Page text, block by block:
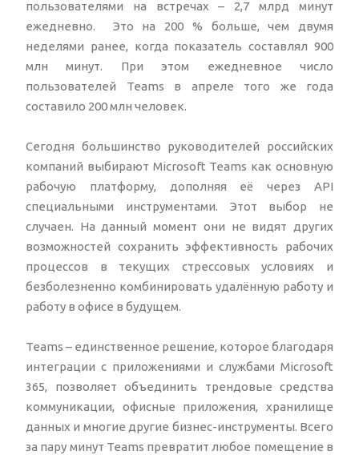
пользователями на встречах – 2,7 млрд минут
ежедневно. Это на 200 % больше, чем двумя
неделями ранее, когда показатель составлял 900
млн минут. При этом ежедневное число
пользователей Teams в апреле того же года
составило 200 млн человек.
Сегодня большинство руководителей российских
компаний выбирают Microsoft Teams как основную
рабочую платформу, дополняя её через API
специальными инструментами. Этот выбор не
случаен. На данный момент они не видят других
возможностей сохранить эффективность рабочих
процессов в текущих стрессовых условиях и
безболезненно комбинировать удалённую работу и
работу в офисе в будущем.
Teams – единственное решение, которое благодаря
интеграции с приложениями и службами Microsoft
365, позволяет объединить трендовые средства
коммуникации, офисные приложения, хранилище
данных и многие другие бизнес-инструменты. Всего
за пару минут Teams превратит любое помещение в